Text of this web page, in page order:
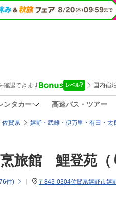
ンタカー 高速バス・ツアー
佐賀県 嬉野・武雄・伊万里・有田・太
旅館 鯉登苑（
件) 〒843-0304佐賀県嬉野市嬉